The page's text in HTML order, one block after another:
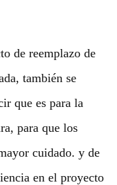
de reemplazo de
también se
que es para la
para que los
cuidado. y de
en el proyecto